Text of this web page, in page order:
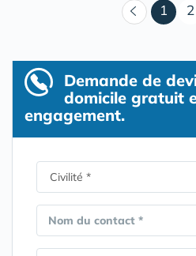
1 2
Demande de
domicile gratuit
engagement.
Nom du contact *